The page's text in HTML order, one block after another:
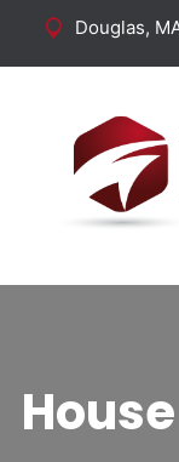
Douglas,